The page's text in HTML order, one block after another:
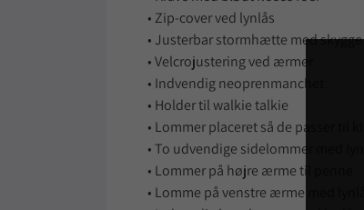
• Zip-cover ved lynlås
• Justerbar stormhætte med
• Velcrojustering ved ærmer
• Indvendig neoprenmanchet
• Holder til walkie talkie
• Lommer placeret så de passer til
• To udvendige sidelommer med
• Lommer på højre ærme til penne
• Lomme på venstre ærme med lynlås